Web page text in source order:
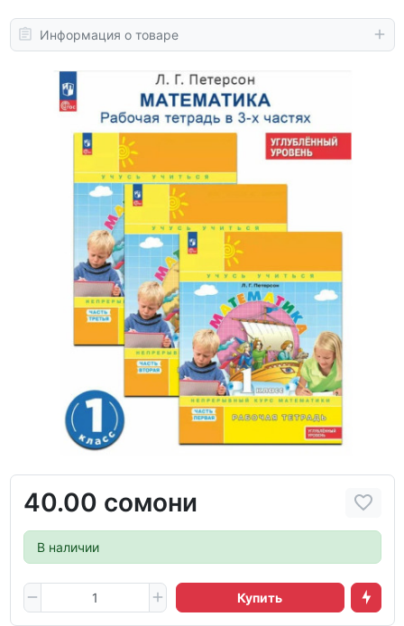
Информация о товаре
40.00 сомони
В наличии
Купить